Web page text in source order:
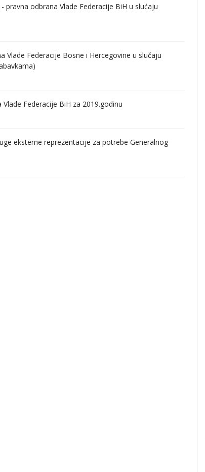
odbrana Vlade Federacije BiH u slućaju
Vlade Federacije Bosne i Hercegovine u slučaju
Federacije BiH za 2019.godinu
eksterne reprezentacije za potrebe Generalnog